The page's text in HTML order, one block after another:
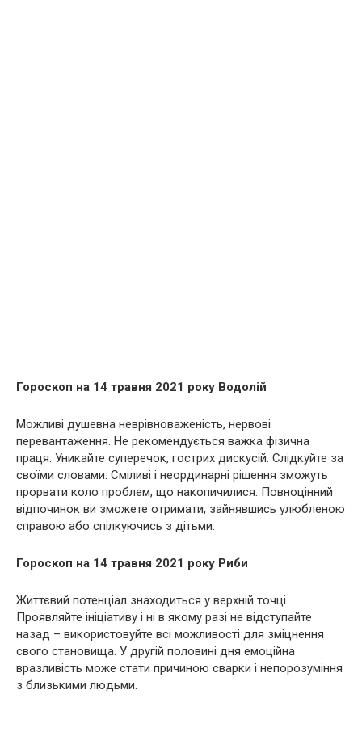
Гороскоп на 14 травня 2021 року Водолій
Можливі душевна неврівноваженість, нервові
перевантаження. Не рекомендується важка фізична
праця. Уникайте суперечок, гострих дискусій. Слідкуйте за
своїми словами. Сміливі і неординарні рішення зможуть
прорвати коло проблем, що накопичилися. Повноцінний
відпочинок ви зможете отримати, зайнявшись улюбленою
справою або спілкуючись з дітьми.
Гороскоп на 14 травня 2021 року Риби
Життєвий потенціал знаходиться у верхній точці.
Проявляйте ініціативу і ні в якому разі не відступайте
назад – використовуйте всі можливості для зміцнення
свого становища. У другій половині дня емоційна
вразливість може стати причиною сварки і непорозуміння
з близькими людьми.